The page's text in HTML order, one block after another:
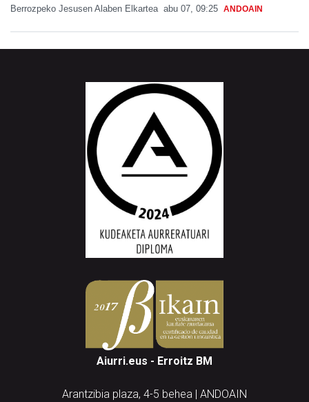
Berrozpeko Jesusen Alaben Elkartea abu 07, 09:25 ANDOAIN
Aiurri.eus - Erroitz BM
Arantzibia plaza, 4-5 behea | ANDOAIN